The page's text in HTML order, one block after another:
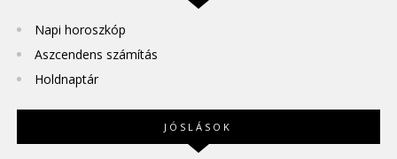
Napi horoszkóp
Aszcendens számítás
Holdnaptár
JÓSLÁSOK